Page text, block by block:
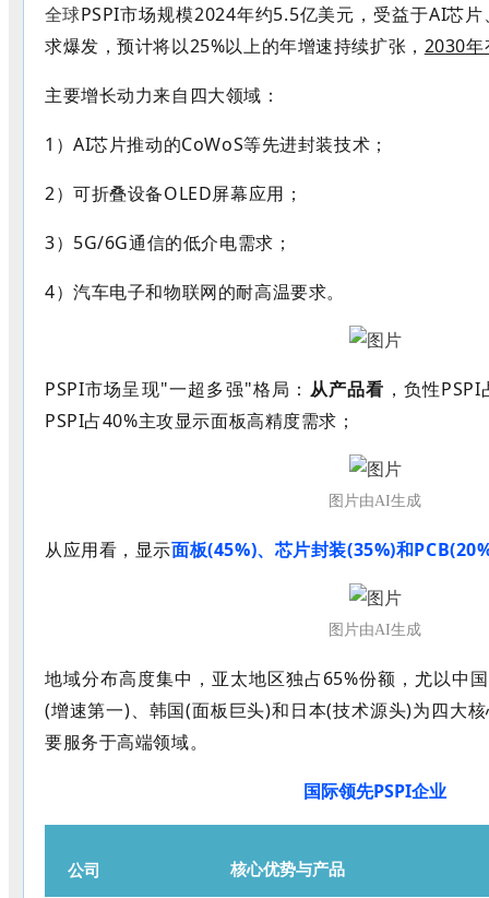
全球PSPI市场规模2024年约5.5亿美元，受益于AI芯
求爆发，预计将以25%以上的年增速持续扩张， 2030年
主要增长动力来自四大领域：
1）AI芯片推动的CoWoS等先进封装技术；
2）可折叠设备OLED屏幕应用；
3） 5G/6G通信的低介电需求；
4）汽车电子和物联网的耐高温要求。
PSPI市场呈现"一超多强"格局： 从产品看 ，负性
PSPI占40%主攻显示面板高精度需求；
图片由AI生成
从应用看，显示面板(45%)、芯片封装(35%)和
图片由AI生成
地域分布高度集中，亚太地区独占65%份额，尤以中
(增速第一)、韩国(面板巨头)和日本(技术源头)为四大
要服务于高端领域。
国际领先PSPI企业
公司 核心优势与产品